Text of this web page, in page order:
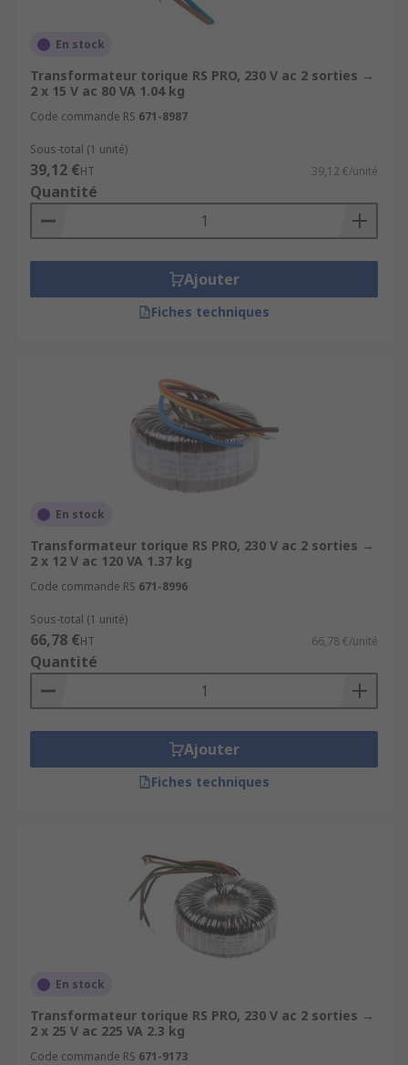
d'interférence électromagnétique (IEM) que
les transformateurs standard.
Ils sont plus silencieux que les
transformateurs standard et créent moins
Ils présentent un excellent rapport
qualité/prix. Les noyaux toriques
consomment moins d'énergie pour
maintenir un champ magnétique, et donc
En stock
Transformateur torique RS PRO, 230 V ac 2 sorties →
2 x 15 V ac 80 VA 1.04 kg
Code commande RS 671-8987
Sous-total (1 unité)
39,12 €HT 39,12 €/unité
Quantité
Ajouter
Fiches techniques
En stock
Transformateur torique RS PRO, 230 V ac 2 sorties →
2 x 12 V ac 120 VA 1.37 kg
Code commande RS 671-8996
Sous-total (1 unité)
66,78 €HT 66,78 €/unité
Quantité
Ajouter
Fiches techniques
En stock
Transformateur torique RS PRO, 230 V ac 2 sorties →
2 x 25 V ac 225 VA 2.3 kg
Code commande RS 671-9173